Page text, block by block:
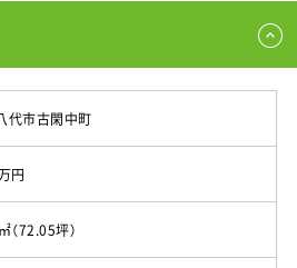
代市古閑中町
円
（72.05坪）